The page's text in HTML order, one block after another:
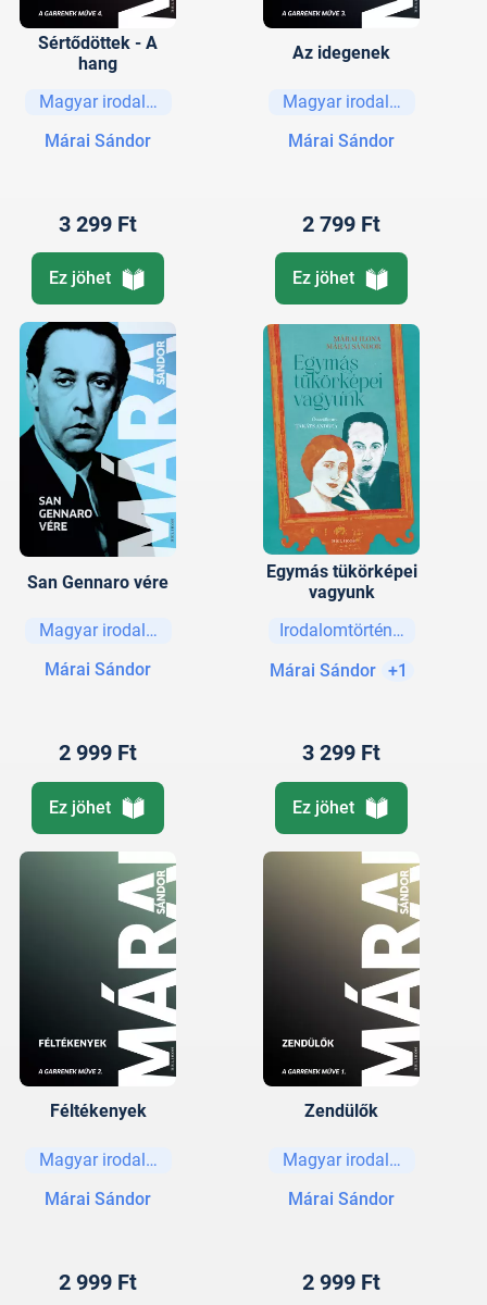
Sértődöttek - A
hang
Magyar irodalom
Márai Sándor
3 299 Ft
Ez jöhet
Az idegenek
Magyar irodalom
Márai Sándor
2 799 Ft
Ez jöhet
San Gennaro vére
Magyar irodalom
Márai Sándor
2 999 Ft
Ez jöhet
Egymás tükörképei
vagyunk
Irodalomtörténet
Márai Sándor
+1
3 299 Ft
Ez jöhet
Féltékenyek
Magyar irodalom
Márai Sándor
2 999 Ft
Zendülők
Magyar irodalom
Márai Sándor
2 999 Ft